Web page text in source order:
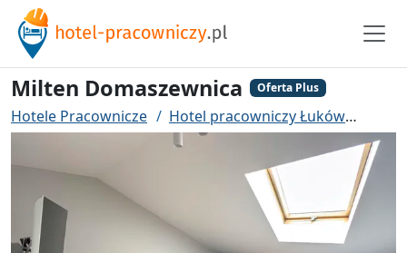
Milten Domaszewnica Oferta Plus
Hotele Pracownicze Hotel pracowniczy Łuków